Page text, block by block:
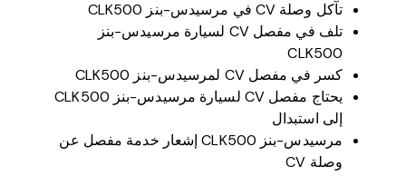
تآكل وصلة CV في مرسيدس-بنز CLK500
تلف في مفصل CV لسيارة مرسيدس-بنز
CLK500
كسر في مفصل CV لمرسيدس-بنز CLK500
يحتاج مفصل CV لسيارة مرسيدس-بنز CLK500
إلى استبدال
مرسيدس-بنز CLK500 إشعار خدمة مفصل عن
وصلة CV